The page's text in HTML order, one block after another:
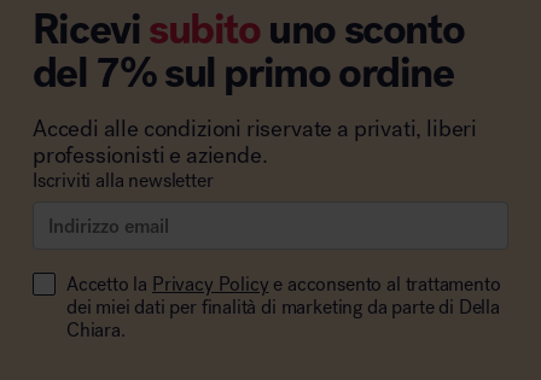
Ricevisubitouno sconto
del 7% sul primo ordine
Accedi alle condizioni riservate a privati, liberi
professionisti e aziende.
Iscriviti alla newsletter
Accetto la Privacy Policy e acconsento al trattamento
dei miei dati per finalità di marketing da parte di Della
Chiara.